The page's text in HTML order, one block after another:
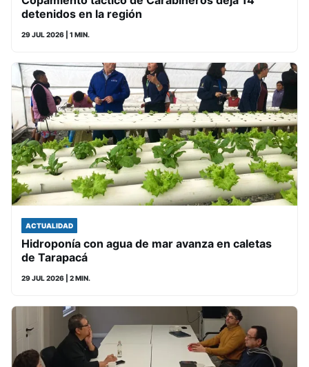
detenidos en la región
29 JUL 2026 | 1 MIN.
ACTUALIDAD
Hidroponía con agua de mar avanza en caletas
de Tarapacá
29 JUL 2026 | 2 MIN.